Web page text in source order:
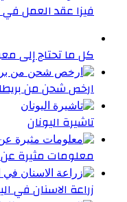
فيزا عقد العمل في
كل ما تحتاج إلى
ارخص شحن من
تاشيرة اليونان
معلومات مثيرة عن
زراعة الاسنان في